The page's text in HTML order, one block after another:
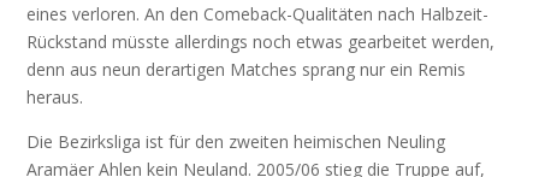
eines verloren. An den Comeback-Qualitäten nach Halbzeit-
Rückstand müsste allerdings noch etwas gearbeitet werden,
denn aus neun derartigen Matches sprang nur ein Remis
heraus.
Die Bezirksliga ist für den zweiten heimischen Neuling
Aramäer Ahlen kein Neuland. 2005/06 stieg die Truppe auf,